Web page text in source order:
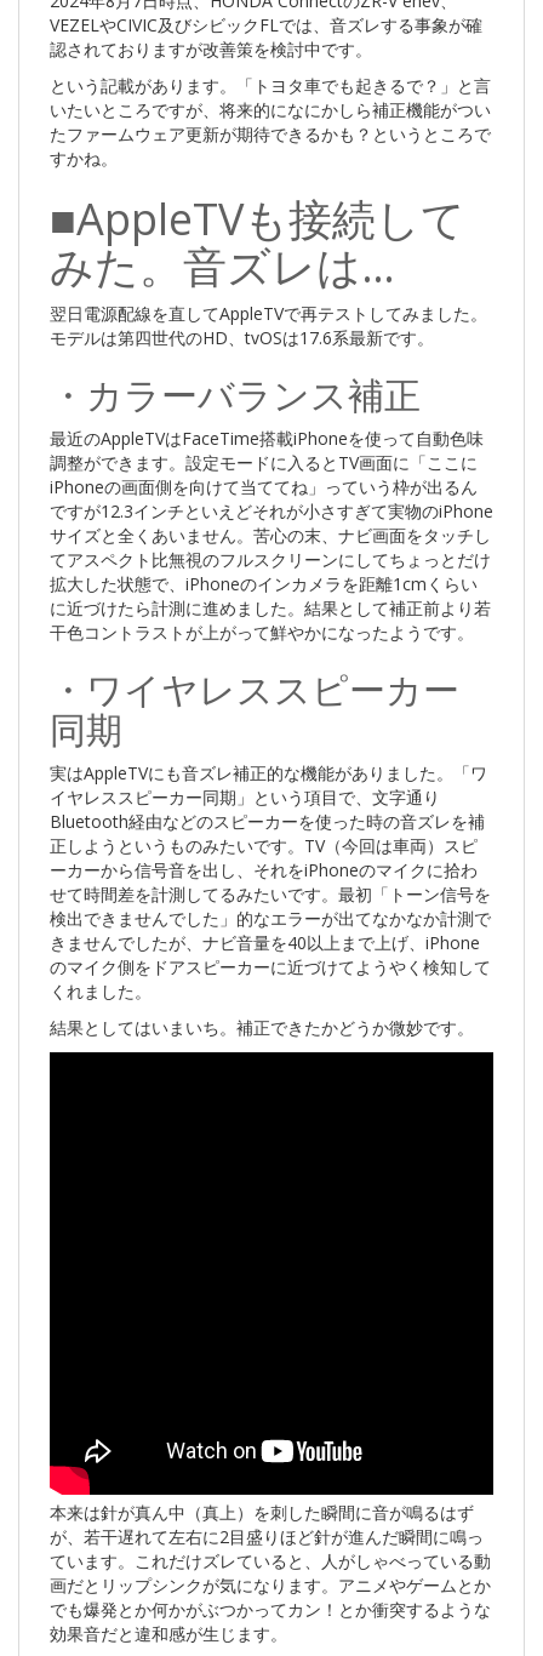
VEZELやCIVIC及びシビックFLでは、音ズレする事象が確
認されておりますが改善策を検討中です。
という記載があります。「トヨタ車でも起きるで？」と言
いたいところですが、将来的になにかしら補正機能がつい
たファームウェア更新が期待できるかも？というところで
すかね。
■AppleTVも接続して
みた。音ズレは…
翌日電源配線を直してAppleTVで再テストしてみました。
モデルは第四世代のHD、tvOSは17.6系最新です。
・カラーバランス補正
最近のAppleTVはFaceTime搭載iPhoneを使って自動色味
調整ができます。設定モードに入るとTV画面に「ここに
iPhoneの画面側を向けて当ててね」っていう枠が出るん
ですが12.3インチといえどそれが小さすぎて実物のiPhone
サイズと全くあいません。苦心の末、ナビ画面をタッチし
てアスペクト比無視のフルスクリーンにしてちょっとだけ
拡大した状態で、iPhoneのインカメラを距離1cmくらい
に近づけたら計測に進めました。結果として補正前より若
干色コントラストが上がって鮮やかになったようです。
・ワイヤレススピーカー
同期
実はAppleTVにも音ズレ補正的な機能がありました。「ワ
イヤレススピーカー同期」という項目で、文字通り
Bluetooth経由などのスピーカーを使った時の音ズレを補
正しようというものみたいです。TV（今回は車両）スピ
ーカーから信号音を出し、それをiPhoneのマイクに拾わ
せて時間差を計測してるみたいです。最初「トーン信号を
検出できませんでした」的なエラーが出てなかなか計測で
きませんでしたが、ナビ音量を40以上まで上げ、iPhone
のマイク側をドアスピーカーに近づけてようやく検知して
くれました。
結果としてはいまいち。補正できたかどうか微妙です。
本来は針が真ん中（真上）を刺した瞬間に音が鳴るはず
が、若干遅れて左右に2目盛りほど針が進んだ瞬間に鳴っ
ています。これだけズレていると、人がしゃべっている動
画だとリップシンクが気になります。アニメやゲームとか
でも爆発とか何かがぶつかってカン！とか衝突するような
効果音だと違和感が生じます。